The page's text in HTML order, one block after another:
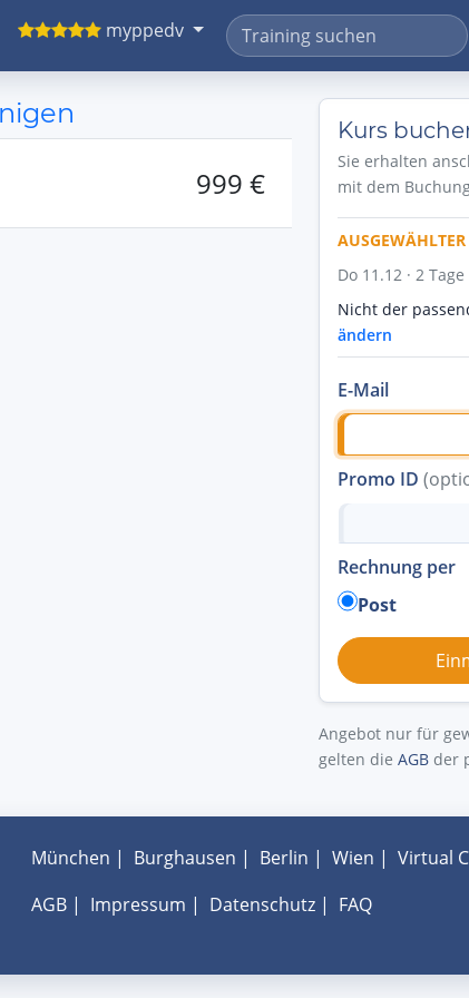
myppedv
999 €
Kurs
Sie erhalten
mit dem
Do 11.12 · 2
Nicht der
ändern
E-Mail
Promo ID
Rechnung per
Post
Angebot nur für
gelten die AGB der
München | Burghausen | Berlin | Wien | Virtual
AGB| Impressum | Datenschutz| FAQ